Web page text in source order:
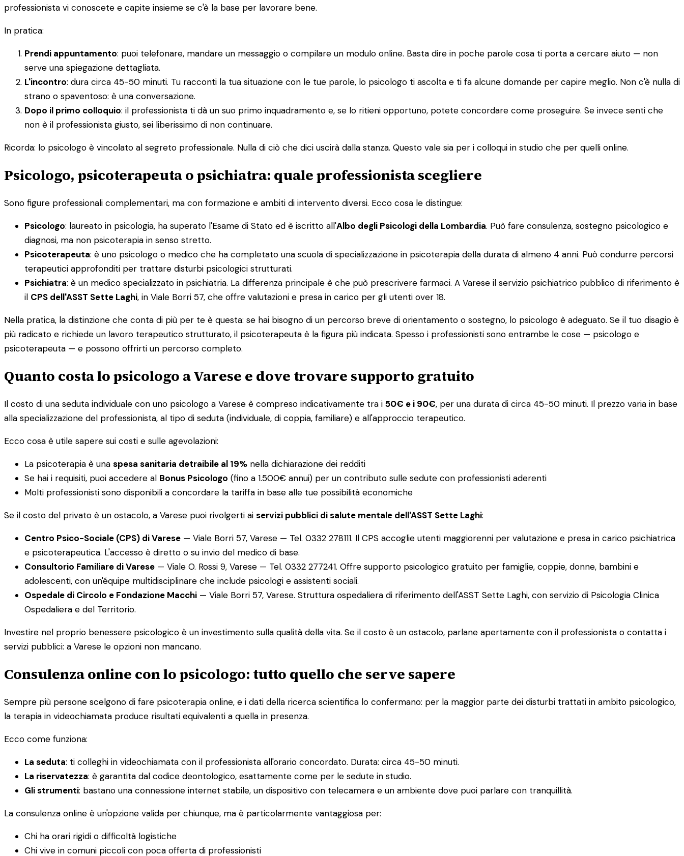
professionista vi conoscete e capite insieme se c'è la base per lavorare bene.
In pratica:
Prendi appuntamento: puoi telefonare, mandare un messaggio o compilare un modulo online. Basta dire in poche parole cosa ti porta a cercare aiuto — non
serve una spiegazione dettagliata.
L'incontro: dura circa 45-50 minuti. Tu racconti la tua situazione con le tue parole, lo psicologo ti ascolta e ti fa alcune domande per capire meglio. Non c'è nulla di
strano o spaventoso: è una conversazione.
Dopo il primo colloquio: il professionista ti dà un suo primo inquadramento e, se lo ritieni opportuno, potete concordare come proseguire. Se invece senti che
non è il professionista giusto, sei liberissimo di non continuare.
Ricorda: lo psicologo è vincolato al segreto professionale. Nulla di ciò che dici uscirà dalla stanza. Questo vale sia per i colloqui in studio che per quelli online.
Psicologo, psicoterapeuta o psichiatra: quale professionista scegliere
Sono figure professionali complementari, ma con formazione e ambiti di intervento diversi. Ecco cosa le distingue:
Psicologo: laureato in psicologia, ha superato l'Esame di Stato ed è iscritto all'Albo degli Psicologi della Lombardia. Può fare consulenza, sostegno psicologico e
diagnosi, ma non psicoterapia in senso stretto.
Psicoterapeuta: è uno psicologo o medico che ha completato una scuola di specializzazione in psicoterapia della durata di almeno 4 anni. Può condurre percorsi
terapeutici approfonditi per trattare disturbi psicologici strutturati.
Psichiatra: è un medico specializzato in psichiatria. La differenza principale è che può prescrivere farmaci. A Varese il servizio psichiatrico pubblico di riferimento è
il CPS dell'ASST Sette Laghi, in Viale Borri 57, che offre valutazioni e presa in carico per gli utenti over 18.
Nella pratica, la distinzione che conta di più per te è questa: se hai bisogno di un percorso breve di orientamento o sostegno, lo psicologo è adeguato. Se il tuo disagio è
più radicato e richiede un lavoro terapeutico strutturato, il psicoterapeuta è la figura più indicata. Spesso i professionisti sono entrambe le cose — psicologo e
psicoterapeuta — e possono offrirti un percorso completo.
Quanto costa lo psicologo a Varese e dove trovare supporto gratuito
Il costo di una seduta individuale con uno psicologo a Varese è compreso indicativamente tra i 50€ e i 90€, per una durata di circa 45-50 minuti. Il prezzo varia in base
alla specializzazione del professionista, al tipo di seduta (individuale, di coppia, familiare) e all'approccio terapeutico.
Ecco cosa è utile sapere sui costi e sulle agevolazioni:
La psicoterapia è una spesa sanitaria detraibile al 19% nella dichiarazione dei redditi
Se hai i requisiti, puoi accedere al Bonus Psicologo (fino a 1.500€ annui) per un contributo sulle sedute con professionisti aderenti
Molti professionisti sono disponibili a concordare la tariffa in base alle tue possibilità economiche
Se il costo del privato è un ostacolo, a Varese puoi rivolgerti ai servizi pubblici di salute mentale dell'ASST Sette Laghi:
Centro Psico-Sociale (CPS) di Varese — Viale Borri 57, Varese — Tel. 0332 278111. Il CPS accoglie utenti maggiorenni per valutazione e presa in carico psichiatrica
e psicoterapeutica. L'accesso è diretto o su invio del medico di base.
Consultorio Familiare di Varese — Viale O. Rossi 9, Varese — Tel. 0332 277241. Offre supporto psicologico gratuito per famiglie, coppie, donne, bambini e
adolescenti, con un'équipe multidisciplinare che include psicologi e assistenti sociali.
Ospedale di Circolo e Fondazione Macchi — Viale Borri 57, Varese. Struttura ospedaliera di riferimento dell'ASST Sette Laghi, con servizio di Psicologia Clinica
Ospedaliera e del Territorio.
Investire nel proprio benessere psicologico è un investimento sulla qualità della vita. Se il costo è un ostacolo, parlane apertamente con il professionista o contatta i
servizi pubblici: a Varese le opzioni non mancano.
Consulenza online con lo psicologo: tutto quello che serve sapere
Sempre più persone scelgono di fare psicoterapia online, e i dati della ricerca scientifica lo confermano: per la maggior parte dei disturbi trattati in ambito psicologico,
la terapia in videochiamata produce risultati equivalenti a quella in presenza.
Ecco come funziona:
La seduta: ti colleghi in videochiamata con il professionista all'orario concordato. Durata: circa 45-50 minuti.
La riservatezza: è garantita dal codice deontologico, esattamente come per le sedute in studio.
Gli strumenti: bastano una connessione internet stabile, un dispositivo con telecamera e un ambiente dove puoi parlare con tranquillità.
La consulenza online è un'opzione valida per chiunque, ma è particolarmente vantaggiosa per:
Chi ha orari rigidi o difficoltà logistiche
Chi vive in comuni piccoli con poca offerta di professionisti